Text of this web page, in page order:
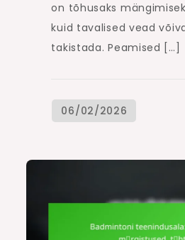
on tõhusaks
kuid tavalised vead
takistada. Peamised […]